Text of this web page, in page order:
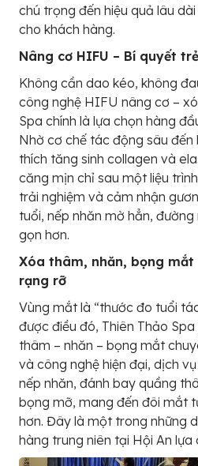
chú trọng đến hiệu quả lâu
cho khách hàng.
Nâng cơ HIFU – Bí quyết
Không cần dao kéo, không
công nghệ HIFU nâng cơ –
Spa chính là lựa chọn hàng
Nhờ cơ chế tác động sâu đến
thích tăng sinh collagen và
căng mịn chỉ sau một liệu
trải nghiệm và cảm nhận
tuổi, nếp nhăn mờ hẳn,
gọn hơn.
Xóa thâm, nhăn, bọng mắt
rạng rỡ
Vùng mắt là “thước đo tuổi
được điều đó, Thiên Thảo
thâm – nhăn – bọng mắt
và công nghệ hiện đại, dịch
nếp nhăn, đánh bay quầng
bọng mỡ, mang đến đôi mắt
hơn. Đây là một trong những
hàng trung niên tại Hội An lựa